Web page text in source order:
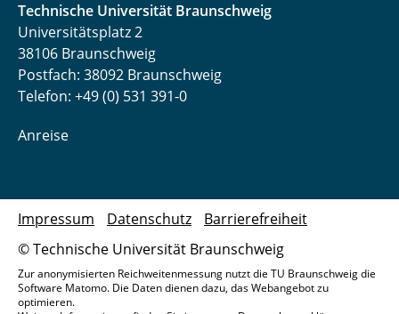
Technische Universität Braunschweig
Universitätsplatz 2
38106 Braunschweig
Postfach: 38092 Braunschweig
Telefon: +49 (0) 531 391-0
Anreise
© Technische Universität Braunschweig
Impressum Datenschutz Barrierefreiheit
Zur anonymisierten Reichweitenmessung nutzt die TU Braunschweig die
Software Matomo. Die Daten dienen dazu, das Webangebot zu
optimieren.